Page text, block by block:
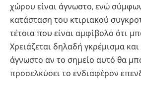
χώρου είναι άγνωστο, ενώ
κατάσταση του κτιριακού
τέτοια που είναι αμφίβολο ότι
Χρειάζεται δηλαδή γκρέμισμα
άγνωστο αν το σημείο αυτό θα
προσελκύσει το ενδιαφέρον